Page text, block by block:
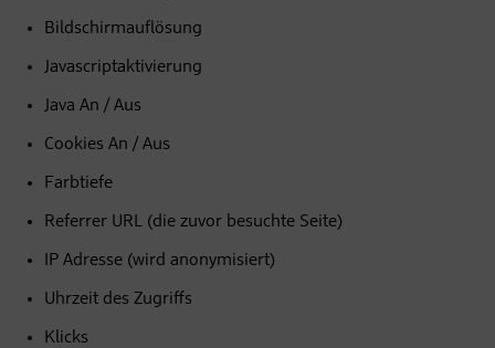
Bildschirmauflösung
Javascriptaktivierung
Java An / Aus
Cookies An / Aus
Farbtiefe
Referrer URL (die zuvor besuchte Seite)
IP Adresse (wird anonymisiert)
Uhrzeit des Zugriffs
Klicks